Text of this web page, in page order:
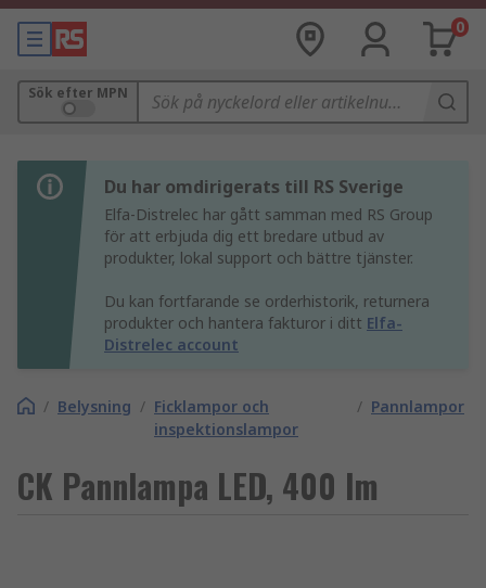
0
Sök efter MPN
Du har omdirigerats till RS Sverige
Elfa-Distrelec har gått samman med RS Group
för att erbjuda dig ett bredare utbud av
produkter, lokal support och bättre tjänster.
Du kan fortfarande se orderhistorik, returnera
produkter och hantera fakturor i ditt Elfa-
Distrelec account
/ Belysning / Ficklampor och
inspektionslampor
/ Pannlampor
CK Pannlampa LED, 400 lm